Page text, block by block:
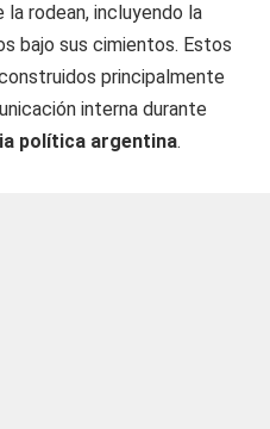
la rodean, incluyendo la
bajo sus cimientos. Estos
principalmente
interna durante
política argentina.